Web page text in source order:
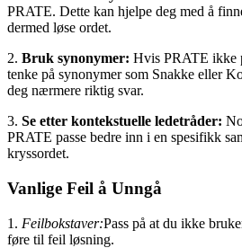
PRATE. Dette kan hjelpe deg med å
dermed løse ordet.
2. Bruk synonymer: Hvis PRATE ikke
tenke på synonymer som Snakke eller
deg nærmere riktig svar.
3. Se etter kontekstuelle ledetråder:
PRATE passe bedre inn i en spesifikk
kryssordet.
Vanlige Feil å Unngå
1. Feilbokstaver:Pass på at du ikke
føre til feil løsning.